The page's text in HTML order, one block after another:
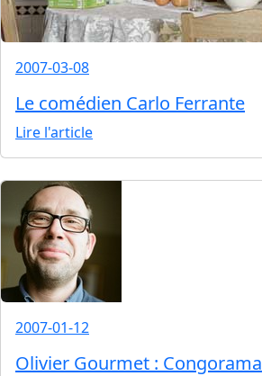
2007-03-08
Le comédien Carlo Ferrante
Lire l'article
2007-01-12
Olivier Gourmet : Congorama